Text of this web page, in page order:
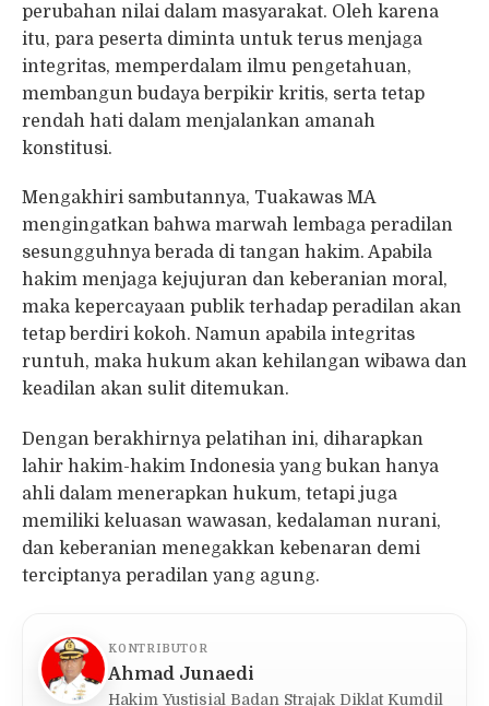
perubahan nilai dalam masyarakat. Oleh karena
itu, para peserta diminta untuk terus menjaga
integritas, memperdalam ilmu pengetahuan,
membangun budaya berpikir kritis, serta tetap
rendah hati dalam menjalankan amanah
konstitusi.
Mengakhiri sambutannya, Tuakawas MA
mengingatkan bahwa marwah lembaga peradilan
sesungguhnya berada di tangan hakim. Apabila
hakim menjaga kejujuran dan keberanian moral,
maka kepercayaan publik terhadap peradilan akan
tetap berdiri kokoh. Namun apabila integritas
runtuh, maka hukum akan kehilangan wibawa dan
keadilan akan sulit ditemukan.
Dengan berakhirnya pelatihan ini, diharapkan
lahir hakim-hakim Indonesia yang bukan hanya
ahli dalam menerapkan hukum, tetapi juga
memiliki keluasan wawasan, kedalaman nurani,
dan keberanian menegakkan kebenaran demi
terciptanya peradilan yang agung.
KONTRIBUTOR
Ahmad Junaedi
Hakim Yustisial Badan Strajak Diklat Kumdil